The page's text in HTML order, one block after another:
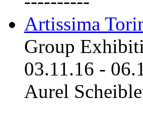
Artissima
Group
03.11.16 -
Aurel